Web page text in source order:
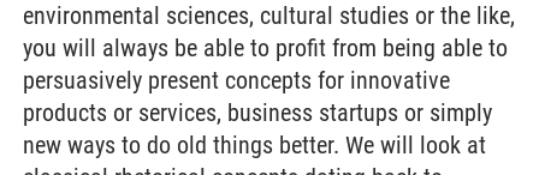
environmental sciences, cultural studies or the like,
you will always be able to profit from being able to
persuasively present concepts for innovative
products or services, business startups or simply
new ways to do old things better. We will look at